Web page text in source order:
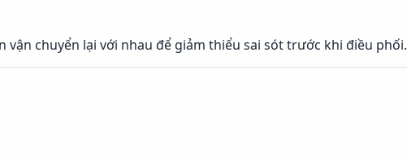
vận chuyển lại với nhau để giảm thiểu sai sót trước khi điều phối.